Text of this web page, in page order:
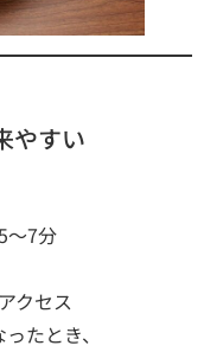
やすい
〜7分
クセス
たとき、